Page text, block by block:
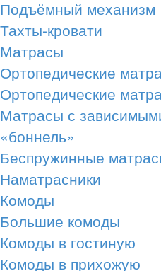
Подъёмный механизм
Тахты-кровати
Матрасы
Ортопедические
Ортопедические
Матрасы с
«боннель»
Беспружинные
Наматрасники
Комоды
Большие комоды
Комоды в гостиную
Комоды в прихожую